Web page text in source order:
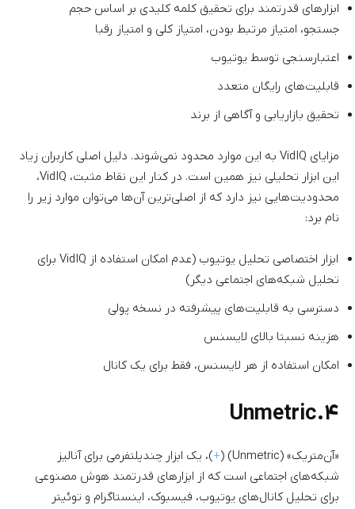
ابزارهای قدرتمند برای تحقیق کلمه کلیدی بر اساس حجم
جستجو، امتیاز مرتبط بودن، امتیاز کلی و امتیاز رقبا
اعتبارسنجی توسط یوتیوب
قابلیت‌های رایگان متعدد
تحقیق بازاریابی و آگاهی از برند
مزایای VidIQ‌ به این موارد محدود نمی‌شوند. دلیل اصلی کاربران زیاد
این ابزار تحلیلی نیز همین است. در کنار این نقاط مثبت، VidIQ،
محدودیت‌هایی نیز دارد که از اصلی‌ترین آن‌ها می‌توان موارد زیر را
نام برد:
ابزار اختصاصی تحلیل یوتیوب (عدم امکان استفاده از VidIQ برای
تحلیل شبکه‌های اجتماعی دیگر)
دسترسی به قابلیت‌های پیشرفته در نسخه پولی
هزینه نسبتا بالای لایسنس
امکان استفاده از هر لایسنس، فقط برای یک کانال
۴. Unmetric
«آن‌متریک» (Unmetric) ( +)، یک ابزار چندپلتفرمی برای آنالیز
شبکه‌های اجتماعی است که از ابزارهای قدرتمند هوش مصنوعی
برای تحلیل کانال‌های یوتیوب، فیسبوک، اینستاگرام و توئیتر